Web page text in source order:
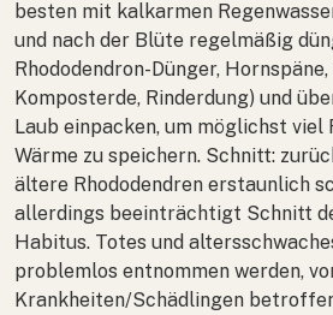
besten mit kalkarmen
und nach der Blüte regelmäßig
Rhododendron-Dünger,
Komposterde, Rinderdung) und
Laub einpacken, um möglichst viel
Wärme zu speichern. Schnitt:
ältere Rhododendren erstaunlich
allerdings beeinträchtigt Schnitt
Habitus. Totes und
problemlos entnommen werden,
Krankheiten/Schädlingen